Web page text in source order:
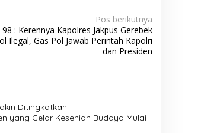
Pos berikutnya
98 : Kerennya Kapolres Jakpus Gerebek
Ilegal, Gas Pol Jawab Perintah Kapolri
dan Presiden
Ditingkatkan
yang Gelar Kesenian Budaya Mulai